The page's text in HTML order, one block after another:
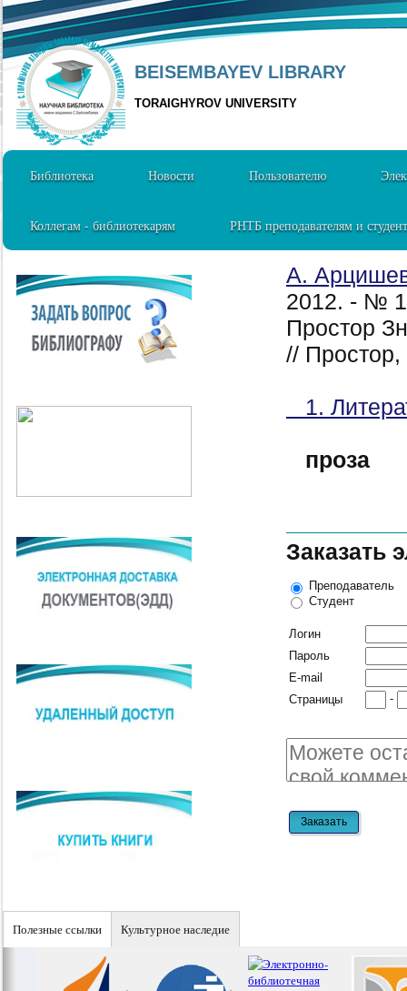
BEISEMBAYEV LIBRARY
TORAIGHYROV UNIVERSITY
Библиотека Новости Пользователю
Коллегам - библиотекарям РНТБ преподавателям и
А.
2012. - №
Простор
//
1.
проза
Заказать
Преподаватель
Студент
Логин
Пароль
E-mail
Страницы
-
Полезные ссылки Культурное наследие